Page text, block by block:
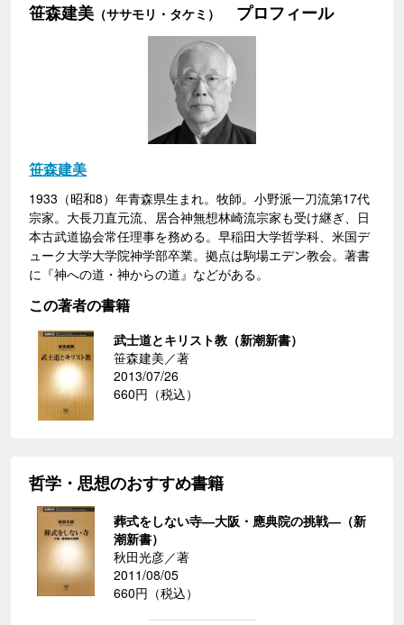
笹森建美 （ササモリ・タケミ） プロフィール
笹森建美
1933（昭和8）年青森県生まれ。牧師。小野派一刀流第17代
宗家。大長刀直元流、居合神無想林崎流宗家も受け継ぎ、日
本古武道協会常任理事を務める。早稲田大学哲学科、米国デ
ューク大学大学院神学部卒業。拠点は駒場エデン教会。著書
に『神への道・神からの道』などがある。
この著者の書籍
武士道とキリスト教（新潮新書）
笹森建美／著
2013/07/26
660円（税込）
哲学・思想のおすすめ書籍
葬式をしない寺―大阪・應典院の挑戦―（新
潮新書）
秋田光彦／著
2011/08/05
660円（税込）